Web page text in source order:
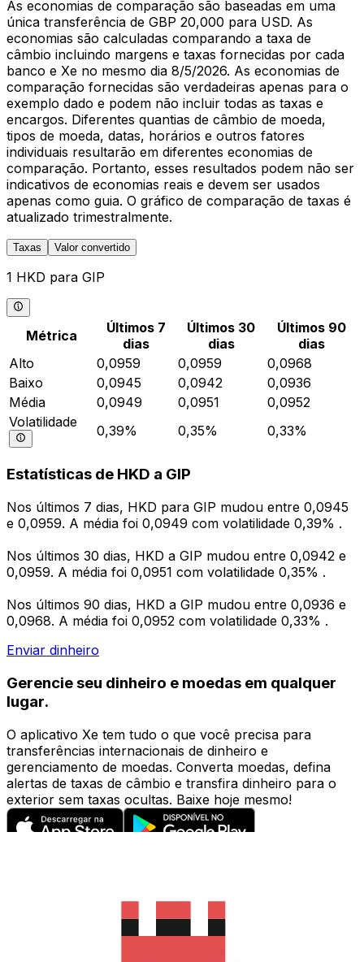
As economias de comparação são baseadas em uma
única transferência de GBP 20,000 para USD. As
economias são calculadas comparando a taxa de
câmbio incluindo margens e taxas fornecidas por cada
banco e Xe no mesmo dia 8/5/2026. As economias de
comparação fornecidas são verdadeiras apenas para o
exemplo dado e podem não incluir todas as taxas e
encargos. Diferentes quantias de câmbio de moeda,
tipos de moeda, datas, horários e outros fatores
individuais resultarão em diferentes economias de
comparação. Portanto, esses resultados podem não ser
indicativos de economias reais e devem ser usados
apenas como guia. O gráfico de comparação de taxas é
atualizado trimestralmente.
Taxas Valor convertido
1 HKD para GIP
Métrica
Últimos 7
dias
Últimos 30
dias
Últimos 90
dias
Alto
0,0959 0,0959
0,0968
Baixo
0,0945 0,0942
0,0936
Média
0,0949 0,0951
0,0952
Volatilidade
0,39% 0,35% 0,33%
Estatísticas de HKD a GIP
Nos últimos 7 dias, HKD para GIP mudou entre 0,0945
e 0,0959. A média foi 0,0949 com volatilidade 0,39% .
Nos últimos 30 dias, HKD a GIP mudou entre 0,0942 e
0,0959. A média foi 0,0951 com volatilidade 0,35% .
Nos últimos 90 dias, HKD a GIP mudou entre 0,0936 e
0,0968. A média foi 0,0952 com volatilidade 0,33% .
Enviar dinheiro
Gerencie seu dinheiro e moedas em qualquer
lugar.
O aplicativo Xe tem tudo o que você precisa para
transferências internacionais de dinheiro e
gerenciamento de moedas. Converta moedas, defina
alertas de taxas de câmbio e transfira dinheiro para o
exterior sem taxas ocultas. Baixe hoje mesmo!